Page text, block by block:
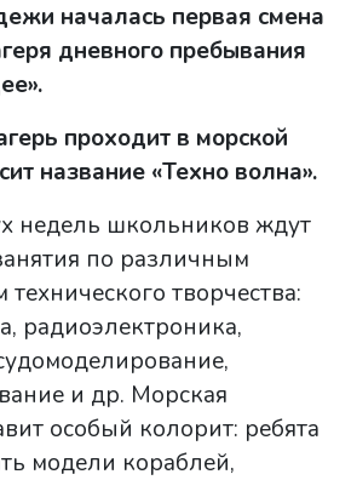
началась первая смена
дневного пребывания
проходит в морской
название «Техно волна».
недель школьников ждут
по различным
творчества:
радиоэлектроника,
и др. Морская
особый колорит: ребята
модели кораблей,